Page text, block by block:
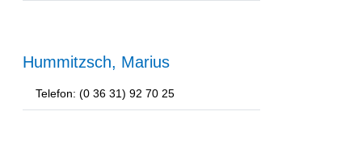
Hummitzsch, Marius
Telefon: (0 36 31) 92 70 25